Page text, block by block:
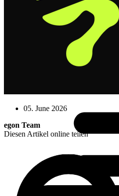
Über uns
Karriere
Kontakt
Wissen
Blog
FAQs
05. June 2026
egon Team
Diesen Artikel online teilen